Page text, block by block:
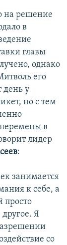
на решение
в
главы
однако
его
день у
но с тем
в
лидер
:
занимается
к себе, а
просто
Я
со